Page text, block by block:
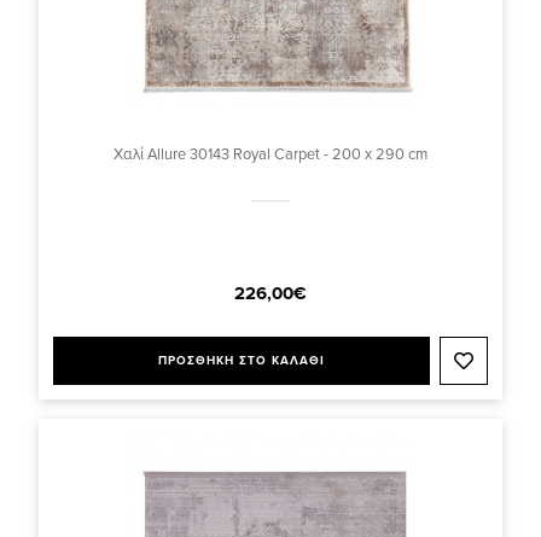
Χαλί Allure 30143 Royal Carpet - 200 x 290 cm
226,00€
ΠΡΟΣΘΗΚΗ ΣΤΟ ΚΑΛΑΘΙ